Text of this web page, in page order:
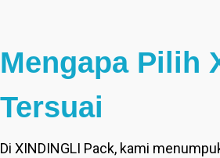
Mengapa Pilih
Tersuai
Di XINDINGLI Pack, kami